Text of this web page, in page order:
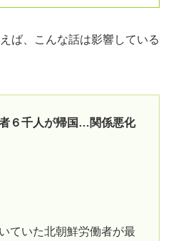
ば、こんな話は影響している
６千人が帰国…関係悪化
ていた北朝鮮労働者が最